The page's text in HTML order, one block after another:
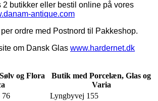
2 butikker eller bestil online på vores
antique.com
ordre med Postnord til Pakkeshop.
om Dansk Glas www.hardernet.dk
og Flora
Butik med Porcelæn, Glas og
Varia
76
Lyngbyvej 155